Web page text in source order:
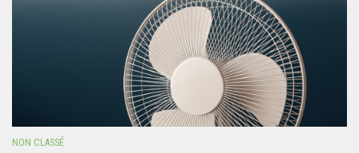
NON CLASSÉ